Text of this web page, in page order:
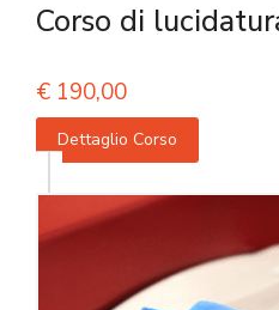
Corso di
€ 190,00
Dettaglio Corso